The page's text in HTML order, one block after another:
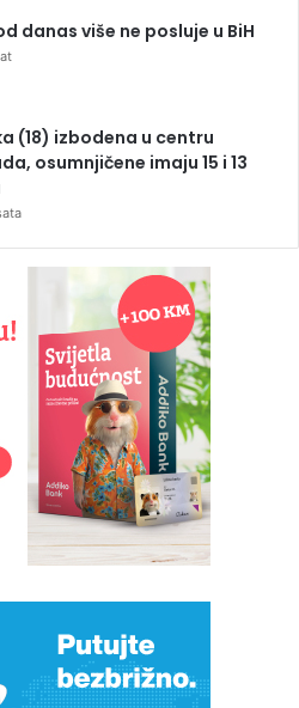
danas više ne posluje u BiH
(18) izbodena u centru
osumnjičene imaju 15 i 13